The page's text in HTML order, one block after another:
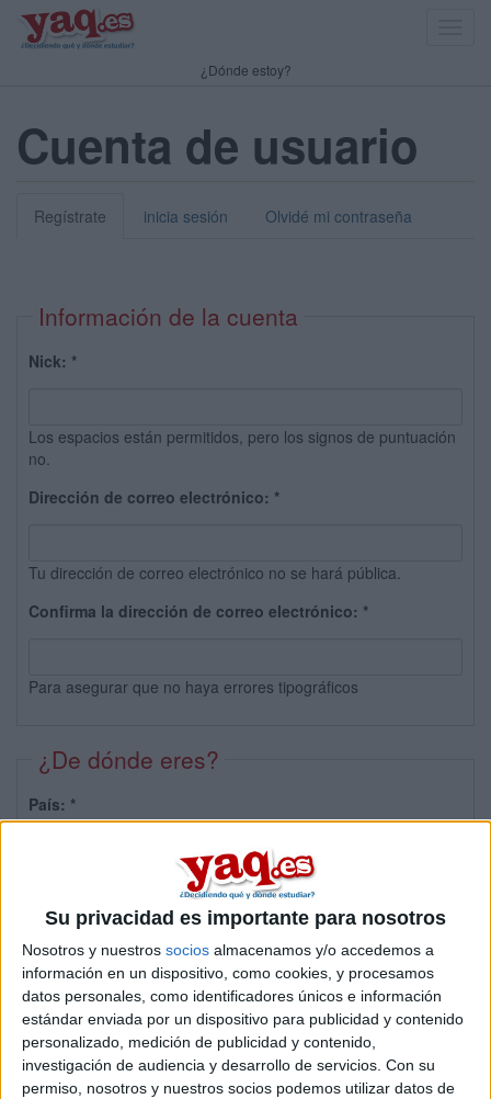
Su privacidad es importante para nosotros
Nosotros y nuestros socios almacenamos y/o accedemos a
información en un dispositivo, como cookies, y procesamos
datos personales, como identificadores únicos e información
estándar enviada por un dispositivo para publicidad y contenido
personalizado, medición de publicidad y contenido,
investigación de audiencia y desarrollo de servicios. Con su
permiso, nosotros y nuestros socios podemos utilizar datos de
¿Dónde estoy?
Cuenta de usuario
Regístrate inicia sesión Olvidé mi contraseña
Información de la cuenta
Nick: *
Los espacios están permitidos, pero los signos de puntuación
no.
Dirección de correo electrónico: *
Tu dirección de correo electrónico no se hará pública.
Confirma la dirección de correo electrónico: *
Para asegurar que no haya errores tipográficos
¿De dónde eres?
País: *
Sobre ti
Soy:*
Chico